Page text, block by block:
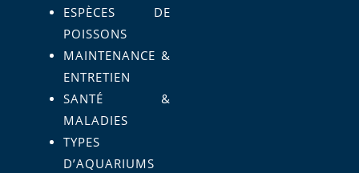
ESPÈCES DE
POISSONS
MAINTENANCE &
ENTRETIEN
SANTÉ &
MALADIES
TYPES
D’AQUARIUMS